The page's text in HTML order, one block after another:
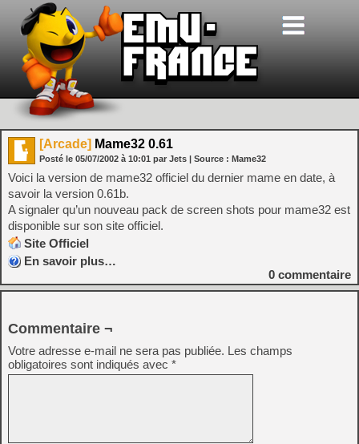
[Arcade] Mame32 0.61
Posté le 05/07/2002 à 10:01 par Jets | Source : Mame32
Voici la version de mame32 officiel du dernier mame en date, à
savoir la version 0.61b.
A signaler qu’un nouveau pack de screen shots pour mame32 est
disponible sur son site officiel.
Site Officiel
En savoir plus…
0 commentaire
Commentaire ¬
Votre adresse e-mail ne sera pas publiée. Les champs
obligatoires sont indiqués avec *